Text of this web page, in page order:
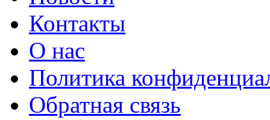
Контакты
О нас
Политика
Обратная связь